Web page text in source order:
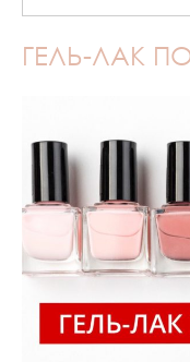
ГЕЛЬ-ЛАК